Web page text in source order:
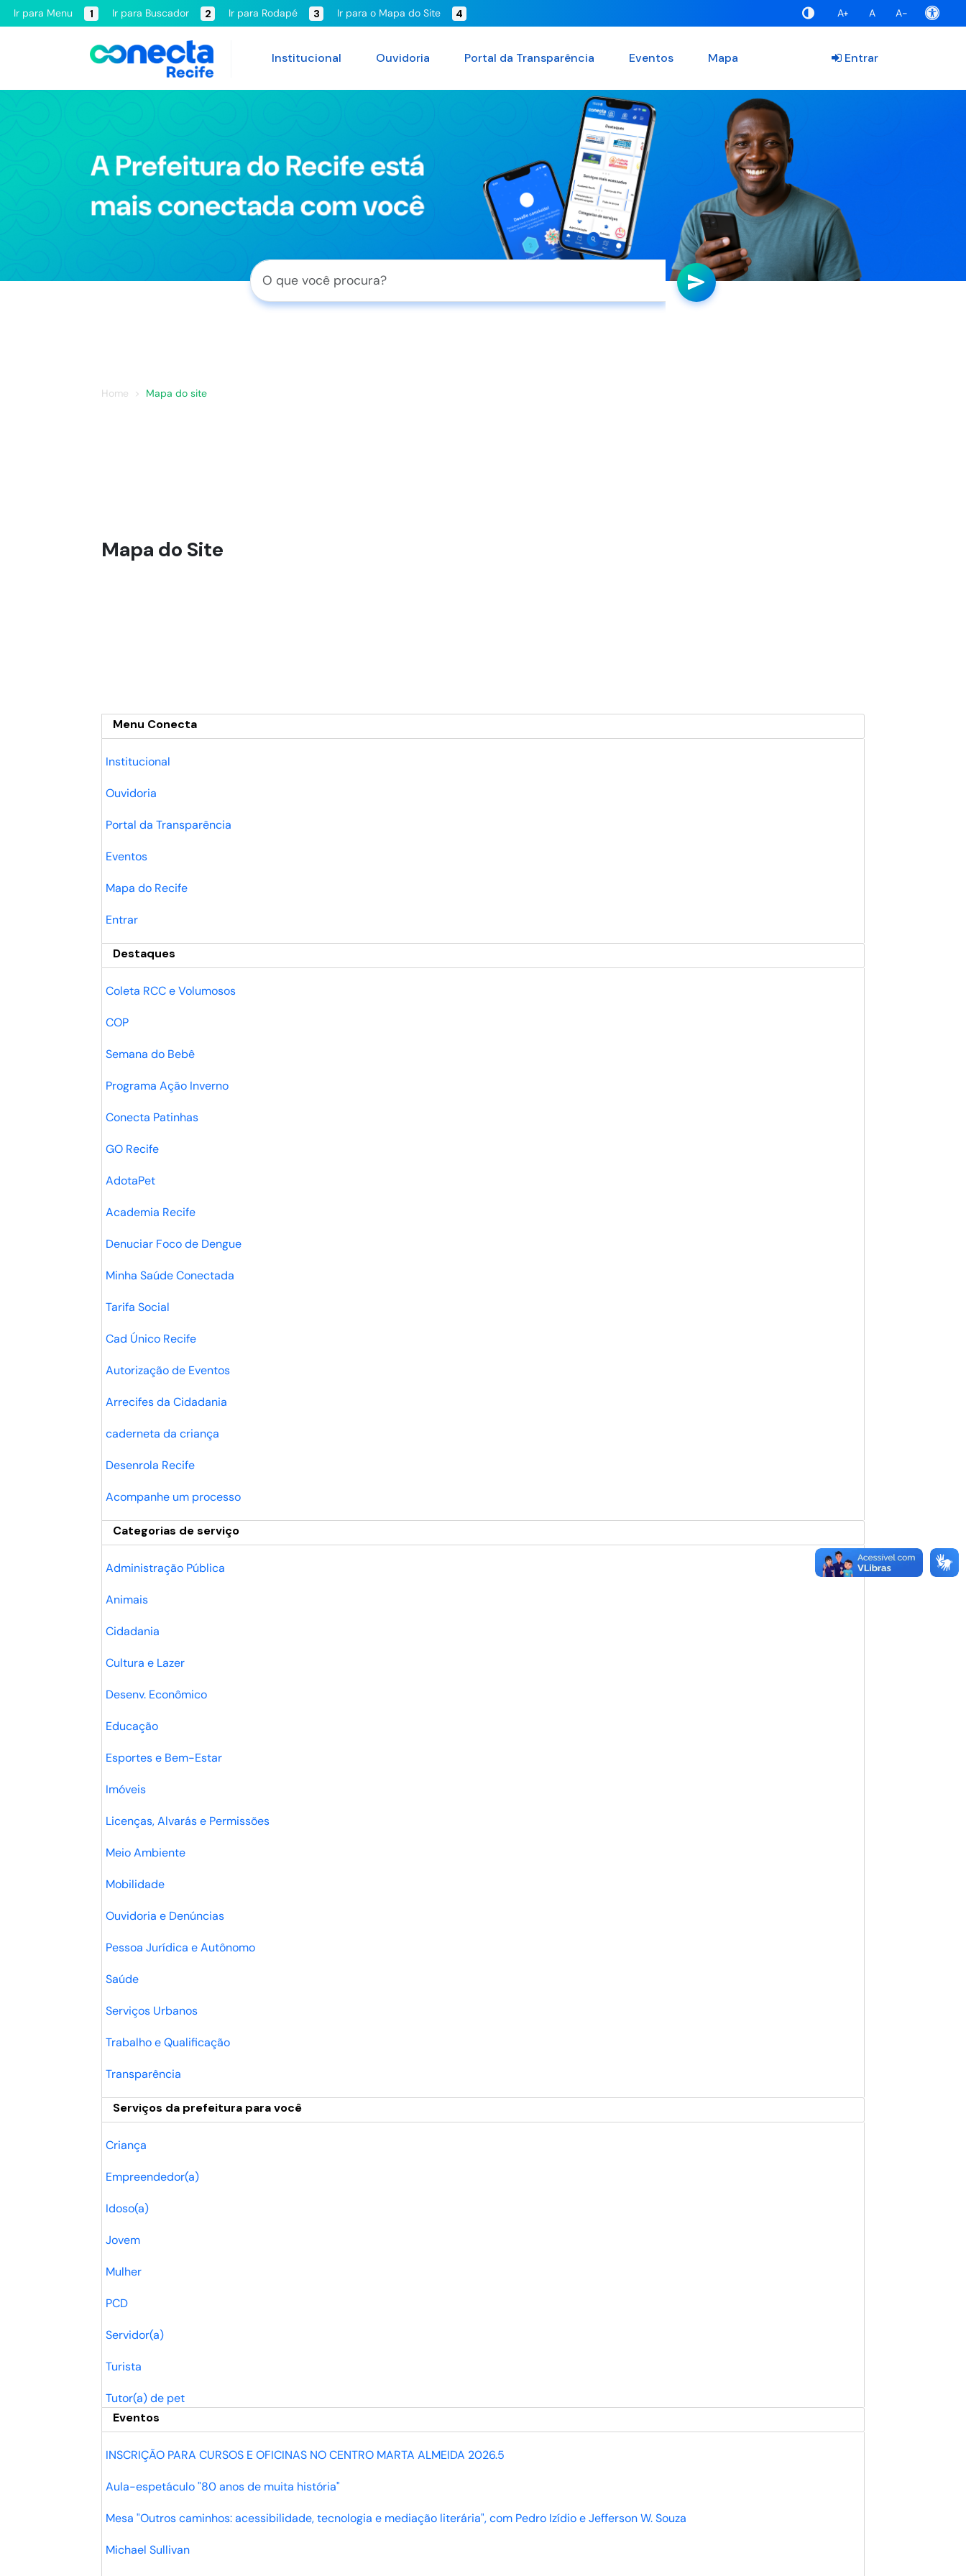
Ir para Menu 1 Ir para Buscador 2 Ir para Rodapé 3 Ir para o Mapa do Site 4 A+ A A-
Institucional Ouvidoria Portal da Transparência Eventos Mapa Entrar
Home Mapa do site
Mapa do Site
Menu Conecta
Institucional
Ouvidoria
Portal da Transparência
Eventos
Mapa do Recife
Entrar
Destaques
Coleta RCC e Volumosos
COP
Semana do Bebê
Programa Ação Inverno
Conecta Patinhas
GO Recife
AdotaPet
Academia Recife
Denuciar Foco de Dengue
Minha Saúde Conectada
Tarifa Social
Cad Único Recife
Autorização de Eventos
Arrecifes da Cidadania
caderneta da criança
Desenrola Recife
Acompanhe um processo
Categorias de serviço
Administração Pública
Animais
Cidadania
Cultura e Lazer
Desenv. Econômico
Educação
Esportes e Bem-Estar
Imóveis
Licenças, Alvarás e Permissões
Meio Ambiente
Mobilidade
Ouvidoria e Denúncias
Pessoa Jurídica e Autônomo
Saúde
Serviços Urbanos
Trabalho e Qualificação
Transparência
Serviços da prefeitura para você
Criança
Empreendedor(a)
Idoso(a)
Jovem
Mulher
PCD
Servidor(a)
Turista
Tutor(a) de pet
Eventos
INSCRIÇÃO PARA CURSOS E OFICINAS NO CENTRO MARTA ALMEIDA 2026.5
Aula-espetáculo "80 anos de muita história"
Mesa "Outros caminhos: acessibilidade, tecnologia e mediação literária", com Pedro Izídio e Jefferson W. Souza
Michael Sullivan